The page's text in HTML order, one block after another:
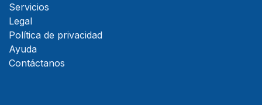
Servicios
Legal
Política de privacidad
Ayuda
Contáctanos